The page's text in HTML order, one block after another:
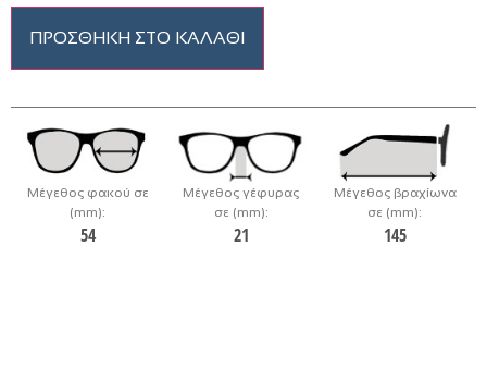
ΠΡΟΣΘΉΚΗ ΣΤΟ ΚΑΛΆΘΙ
Μέγεθος φακού σε
(mm):
54
Μέγεθος γέφυρας
σε (mm):
21
Μέγεθος βραχίωνα
σε (mm):
145